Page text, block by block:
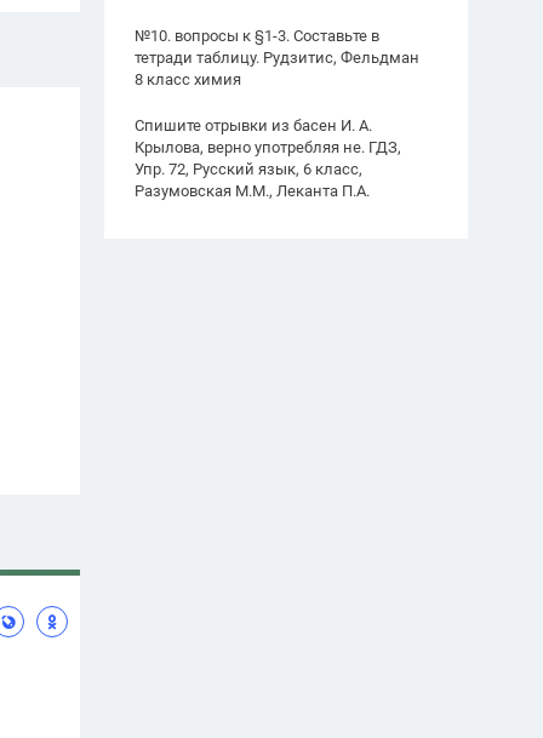
№10. вопросы к §1-3. Составьте в
тетради таблицу. Рудзитис, Фельдман
8 класс химия
Спишите отрывки из басен И. А.
Крылова, верно употребляя не. ГДЗ,
Упр. 72, Русский язык, 6 класс,
Разумовская М.М., Леканта П.А.